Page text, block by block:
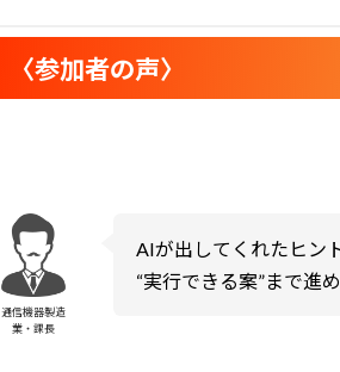
〈参加者の声〉
通信機器製造
業・課長
AIが出してくれたヒン
“実行できる案”まで進